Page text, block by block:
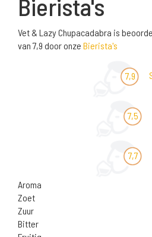
Bierista's
Vet & Lazy Chupacadabra is
van 7,9 door onze Bierista's
7,9
7,5
7,7
Aroma
Zoet
Zuur
Bitter